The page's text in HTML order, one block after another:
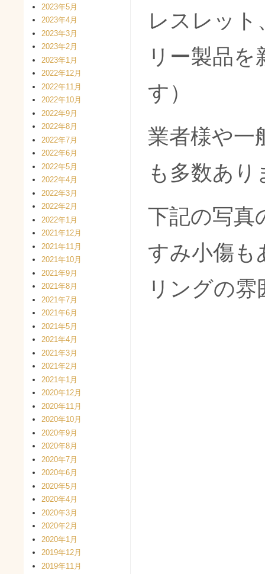
レスレッ
リー製品
す）
業者様や一
も多数あり
下記の写真
すみ小傷も
リングの
2023年5月
2023年4月
2023年3月
2023年2月
2023年1月
2022年12月
2022年11月
2022年10月
2022年9月
2022年8月
2022年7月
2022年6月
2022年5月
2022年4月
2022年3月
2022年2月
2022年1月
2021年12月
2021年11月
2021年10月
2021年9月
2021年8月
2021年7月
2021年6月
2021年5月
2021年4月
2021年3月
2021年2月
2021年1月
2020年12月
2020年11月
2020年10月
2020年9月
2020年8月
2020年7月
2020年6月
2020年5月
2020年4月
2020年3月
2020年2月
2020年1月
2019年12月
2019年11月